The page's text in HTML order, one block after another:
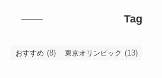
Tag
おすすめ (8) 東京オリンピック (13)